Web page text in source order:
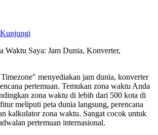
Kunjungi
Waktu Saya: Jam Dunia, Konverter,
menyediakan jam dunia, konverter
pertemuan. Temukan zona waktu Anda
zona waktu di lebih dari 500 kota di
meliputi peta dunia langsung, perencana
kalkulator zona waktu. Sangat cocok untuk
pertemuan internasional.